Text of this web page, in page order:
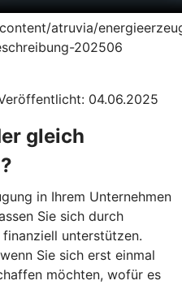
atruvia/
202506
04.06.2025
gleich
in Ihrem Unternehmen
Sie sich durch
unterstützen.
Sie sich erst einmal
möchten, wofür es